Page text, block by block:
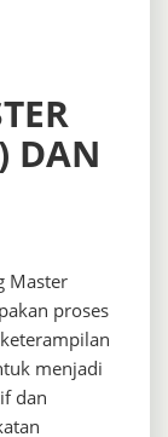
DAN
Master
proses
menjadi
dan